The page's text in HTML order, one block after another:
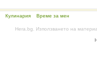
Кулинария Време за мен
Hera.bg. Използването на